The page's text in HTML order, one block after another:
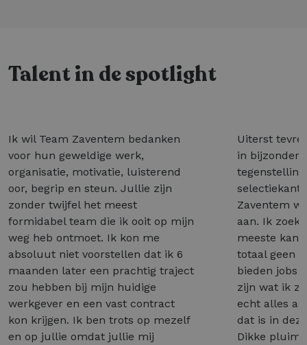
Talent in de spotlight
Ik wil Team Zaventem bedanken
voor hun geweldige werk,
organisatie, motivatie, luisterend
oor, begrip en steun. Jullie zijn
zonder twijfel het meest
formidabel team die ik ooit op mijn
weg heb ontmoet. Ik kon me
absoluut niet voorstellen dat ik 6
maanden later een prachtig traject
zou hebben bij mijn huidige
werkgever en een vast contract
kon krijgen. Ik ben trots op mezelf
en op jullie omdat jullie mij
Uiterst
in bijzonder
Zaventem
aan. Ik zoek
meeste
totaal geen
bieden jobs
zijn wat ik
echt alles
dat is in
Dikke pluim